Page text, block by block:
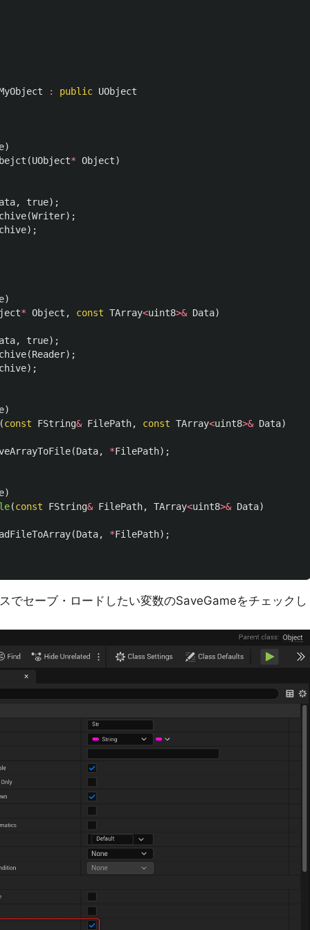
: public UObject
)
(UObject* Object)
, true);
(Writer);
);
)
* Object , const TArray<uint8>& Data)
, true);
(Reader);
);
)
const FString& FilePath, const TArray<uint8>& Data)
(Data, *FilePath);
)
(const FString& FilePath, TArray<uint8>& Data)
(Data, *FilePath);
でセーブ・ロードしたい変数のSaveGameをチェックし